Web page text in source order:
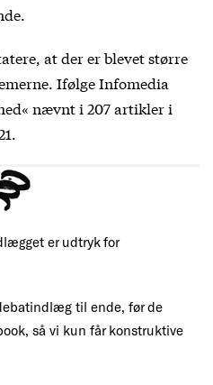
at der er blevet større
Ifølge Infomedia
nævnt i 207 artikler i
er udtryk for
til ende, før de
så vi kun får konstruktive